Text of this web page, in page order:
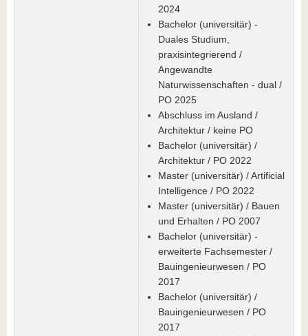
2024
Bachelor (universitär) -
Duales Studium,
praxisintegrierend /
Angewandte
Naturwissenschaften - dual /
PO 2025
Abschluss im Ausland /
Architektur / keine PO
Bachelor (universitär) /
Architektur / PO 2022
Master (universitär) / Artificial
Intelligence / PO 2022
Master (universitär) / Bauen
und Erhalten / PO 2007
Bachelor (universitär) -
erweiterte Fachsemester /
Bauingenieurwesen / PO
2017
Bachelor (universitär) /
Bauingenieurwesen / PO
2017